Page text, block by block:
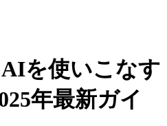
を使いこなす
年最新ガイ